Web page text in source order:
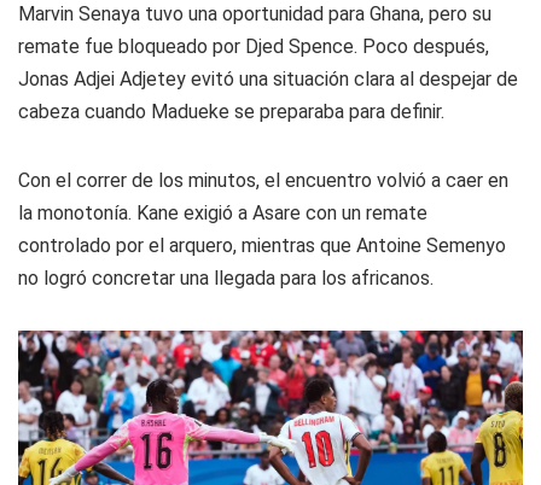
Marvin Senaya tuvo una oportunidad para Ghana, pero su
remate fue bloqueado por Djed Spence. Poco después,
Jonas Adjei Adjetey evitó una situación clara al despejar de
cabeza cuando Madueke se preparaba para definir.
Con el correr de los minutos, el encuentro volvió a caer en
la monotonía. Kane exigió a Asare con un remate
controlado por el arquero, mientras que Antoine Semenyo
no logró concretar una llegada para los africanos.